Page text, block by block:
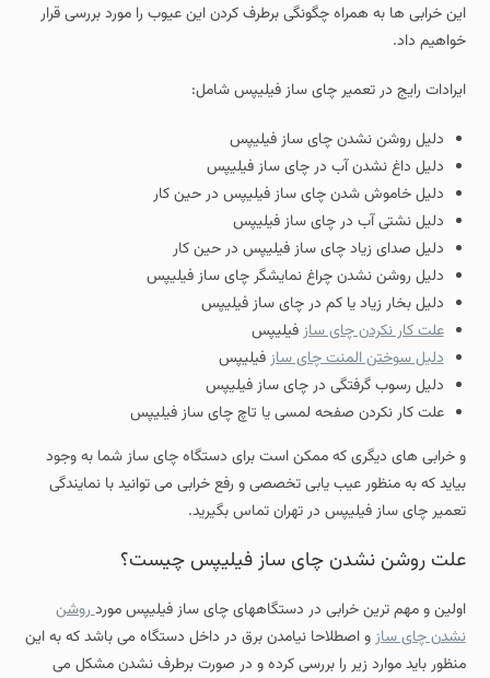
این خرابی ها به همراه چگونگی برطرف کردن این عیوب را مورد بررسی قرار
خواهیم داد.
ایرادات رایج در تعمیر چای ساز فیلیپس شامل:
دلیل روشن نشدن چای ساز فیلیپس
دلیل داغ نشدن آب در چای ساز فیلیپس
دلیل خاموش شدن چای ساز فیلیپس در حین کار
دلیل نشتی آب در چای ساز فیلیپس
دلیل صدای زیاد چای ساز فیلیپس در حین کار
دلیل روشن نشدن چراغ نمایشگر چای ساز فیلیپس
دلیل بخار زیاد یا کم در چای ساز فیلیپس
علت کار نکردن چای سازفیلیپس
دلیل سوختن المنت چای سازفیلیپس
دلیل رسوب گرفتگی در چای ساز فیلیپس
علت کار نکردن صفحه لمسی یا تاچ چای ساز فیلیپس
و خرابی های دیگری که ممکن است برای دستگاه چای ساز شما به وجود
بیاید که به منظور عیب یابی تخصصی و رفع خرابی می توانید با نمایندگی
تعمیر چای ساز فیلیپس در تهران تماس بگیرید.
علت روشن نشدن چای ساز فیلیپس چیست؟
اولین و مهم ترین خرابی در دستگاههای چای ساز فیلیپس موردروشن
نشدن چای سازو اصطلاحا نیامدن برق در داخل دستگاه می باشد که به این
منظور باید موارد زیر را بررسی کرده و در صورت برطرف نشدن مشکل می